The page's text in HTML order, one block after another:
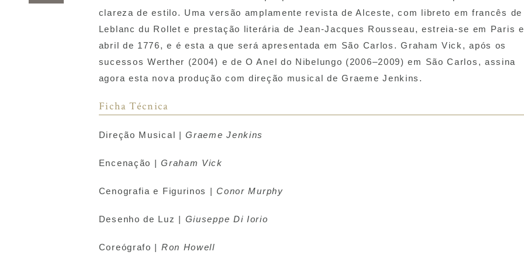
clareza de estilo. Uma versão amplamente revista deAlceste, com libreto em francês de
Leblanc du Rollet e prestação literária de Jean-Jacques Rousseau, estreia-se em Paris
abril de 1776, e é esta a que será apresentada em São Carlos. Graham Vick, após os
sucessosWerther (2004) e deO Anel do Nibelungo (2006–2009) em São Carlos, assina
agora esta nova produção com direção musical de Graeme Jenkins.
Ficha Técnica
Direção Musical |Graeme Jenkins
Encenação |Graham Vick
Cenografia e Figurinos |Conor Murphy
Desenho de Luz | Giuseppe Di Iorio
Coreógrafo | Ron Howell